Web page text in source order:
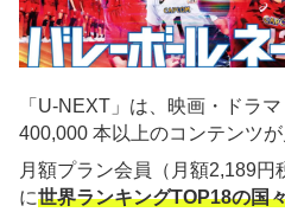
「U-NEXT」は、映画・ドラ
400,000 本以上のコンテンツが
月額プラン会員（月額2,189円
に世界ランキングTOP18の国